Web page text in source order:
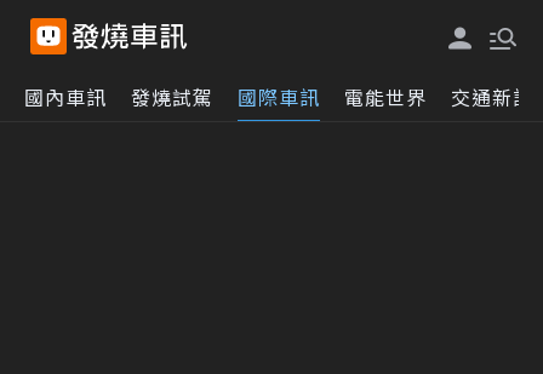
國內車訊 發燒試駕 國際車訊 電能世界 交通新訊